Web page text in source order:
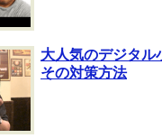
大人気のデジタル
その対策方法